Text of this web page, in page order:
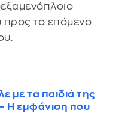
προς το επόμενο
με τα παιδιά της
Η εμφάνιση που